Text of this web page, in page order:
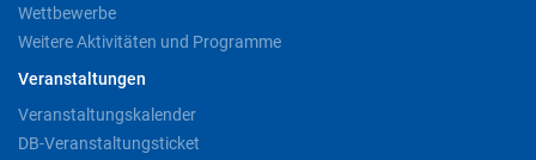
Wettbewerbe
Weitere Aktivitäten und Programme
Veranstaltungen
Veranstaltungskalender
DB-Veranstaltungsticket